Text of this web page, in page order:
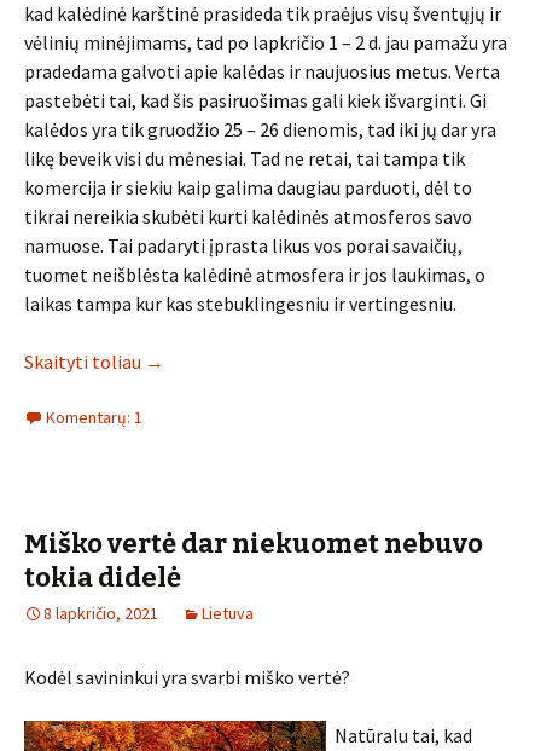
kad kalėdinė karštinė prasideda tik praėjus visų šventųjų ir
vėlinių minėjimams, tad po lapkričio 1 – 2 d. jau pamažu yra
pradedama galvoti apie kalėdas ir naujuosius metus. Verta
pastebėti tai, kad šis pasiruošimas gali kiek išvarginti. Gi
kalėdos yra tik gruodžio 25 – 26 dienomis, tad iki jų dar yra
likę beveik visi du mėnesiai. Tad ne retai, tai tampa tik
komercija ir siekiu kaip galima daugiau parduoti, dėl to
tikrai nereikia skubėti kurti kalėdinės atmosferos savo
namuose. Tai padaryti įprasta likus vos porai savaičių,
tuomet neišblėsta kalėdinė atmosfera ir jos laukimas, o
laikas tampa kur kas stebuklingesniu ir vertingesniu.
Skaityti toliau →
Komentarų: 1
Miško vertė dar niekuomet nebuvo
tokia didelė
8 lapkričio, 2021 Lietuva
Kodėl savininkui yra svarbi miško vertė?
Natūralu tai, kad